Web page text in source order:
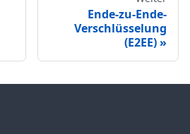
Ende-zu-Ende-
Verschlüsselung
(E2EE)